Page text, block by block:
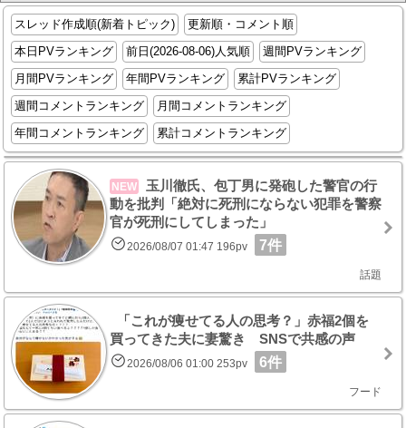
スレッド作成順(新着トピック)
更新順・コメント順
本日PVランキング
前日(2026-08-06)人気順
週間PVランキング
月間PVランキング
年間PVランキング
累計PVランキング
週間コメントランキング
月間コメントランキング
年間コメントランキング
累計コメントランキング
NEW
玉川徹氏、包丁男に発砲した警官の行
動を批判「絶対に死刑にならない犯罪を警察
官が死刑にしてしまった」
2026/08/07 01:47 196pv 7件
話題
「これが痩せてる人の思考？」赤福2個を
買ってきた夫に妻驚き SNSで共感の声
2026/08/06 01:00 253pv 6件
フード